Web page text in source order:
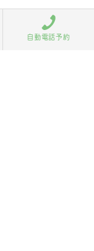
自動電話予約